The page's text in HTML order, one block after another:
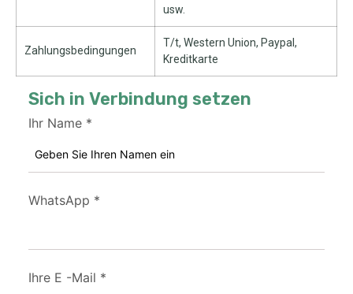
usw.
Zahlungsbedingungen
T/t, Western Union, Paypal,
Kreditkarte
Sich in Verbindung setzen
Ihr Name *
WhatsApp *
Ihre E -Mail *